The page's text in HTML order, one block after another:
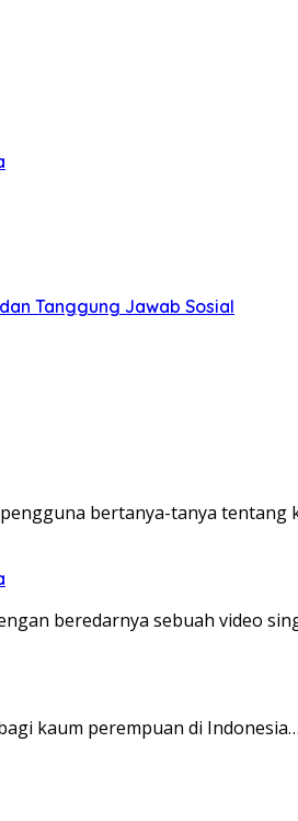
Tanggung Jawab Sosial
bertanya-tanya
beredarnya sebuah video
kaum perempuan di